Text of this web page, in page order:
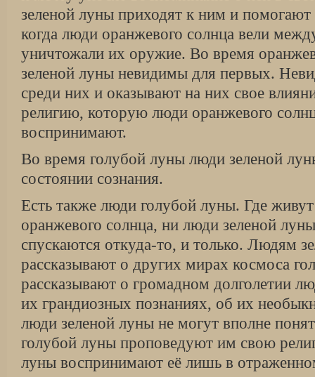
зеленой луны приходят к ним и
когда люди оранжевого солнца вели
уничтожали их оружие. Во время
зеленой луны невидимы для первых.
среди них и оказывают на них свое
религию, которую люди оранжевого
воспринимают.
Во время голубой луны люди зеленой
состоянии сознания.
Есть также люди голубой луны. Где
оранжевого солнца, ни люди зеленой
спускаются откуда-то, и только. Людям
рассказывают о других мирах космоса
рассказывают о громадном долголетии
их грандиозных познаниях, об их
люди зеленой луны не могут вполне
голубой луны проповедуют им свою
луны воспринимают её лишь в